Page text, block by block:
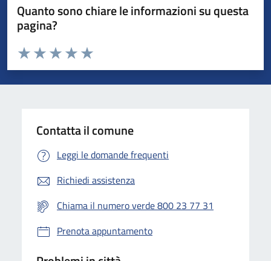
Quanto sono chiare le informazioni su questa
pagina?
Valuta da 1 a 5 stelle la pagina
Valuta 5 stelle su 5
Valuta 4 stelle su 5
Valuta 3 stelle su 5
Valuta 2 stelle su 5
Valuta 1 stelle su 5
Contatta il comune
Leggi le domande frequenti
Richiedi assistenza
Chiama il numero verde 800 23 77 31
Prenota appuntamento